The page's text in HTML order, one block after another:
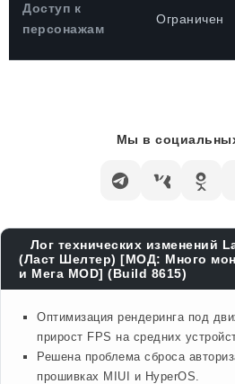
Доступ к
персонажам
Ограничен
Мы в
Лог технических изменений
(Ласт Шелтер) [МОД: Много
и Мега MOD] (Build 8615)
Оптимизация рендеринга под
прирост FPS на средних
Решена проблема сброса
прошивках MIUI и HyperOS.